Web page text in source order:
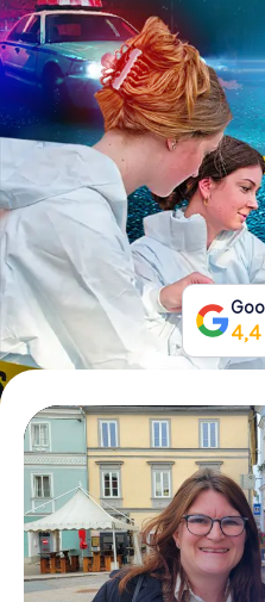
ES
IT
NL
4,4